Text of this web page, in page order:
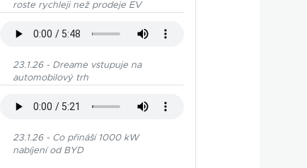
roste rychleji než prodeje EV
23.1.26 - Dreame vstupuje na
automobilový trh
23.1.26 - Co přináší 1000 kW
nabíjení od BYD